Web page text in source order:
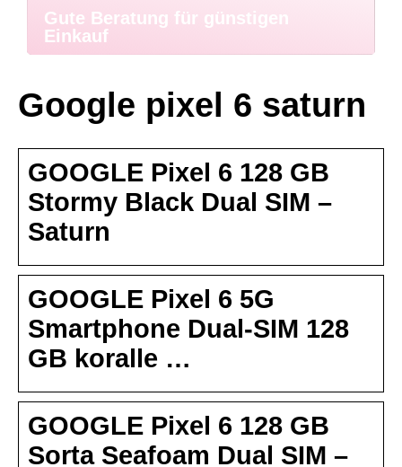
Gute Beratung für günstigen
Einkauf
Google pixel 6 saturn
GOOGLE Pixel 6 128 GB
Stormy Black Dual SIM –
Saturn
GOOGLE Pixel 6 5G
Smartphone Dual-SIM 128
GB koralle …
GOOGLE Pixel 6 128 GB
Sorta Seafoam Dual SIM –